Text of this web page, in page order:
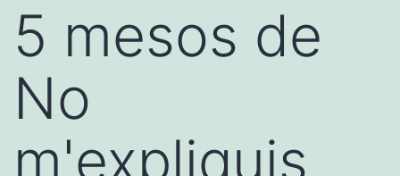
5 mesos de
No
m'expliquis